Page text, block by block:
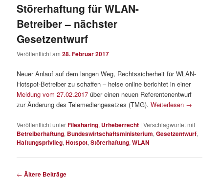
Störerhaftung für WLAN-
Betreiber – nächster
Gesetzentwurf
Veröffentlicht am28. Februar 2017
Neuer Anlauf auf dem langen Weg, Rechtssicherheit für WLAN-
Hotspot-Betreiber zu schaffen – heise online berichtet in einer
Meldung vom 27.02.2017 über einen neuen Referentenentwurf
zur Änderung des Telemediengesetzes (TMG).Weiterlesen →
Veröffentlicht unterFilesharing, Urheberrecht |Verschlagwortet mit
Betreiberhaftung, Bundeswirtschaftsministerium,Gesetzentwurf,
Haftungsprivileg,Hotspot,Störerhaftung,WLAN
Beitragsnavigation
← Ältere Beiträge